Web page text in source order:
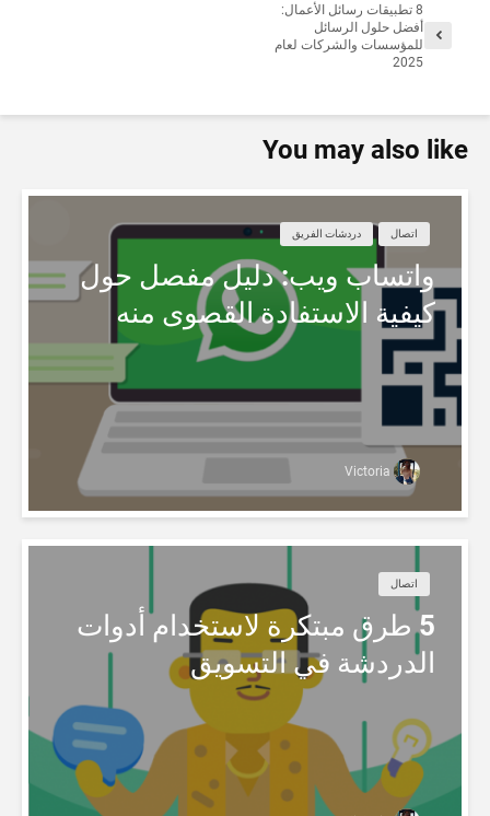
8 تطبيقات رسائل الأعمال:
أفضل حلول الرسائل
للمؤسسات والشركات لعام
2025
You may also like
اتصال دردشات الفريق
واتساب ويب: دليل مفصل حول
كيفية الاستفادة القصوى منه
اتصال
5 طرق مبتكرة لاستخدام أدوات
الدردشة في التسويق